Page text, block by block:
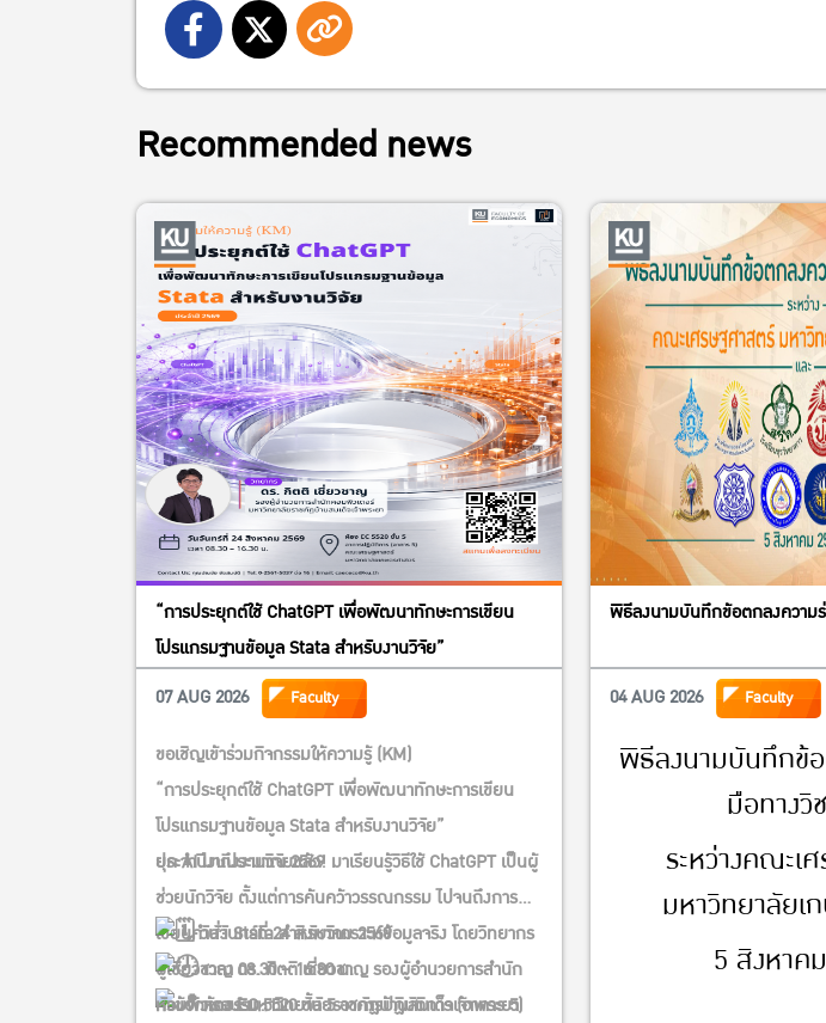
Recommended news
“การประยุกต์ใช้ ChatGPT เพื่อพัฒนาทักษะการเขียน
โปรแกรมฐานข้อมูล Stata สำหรับงานวิจัย”
07 AUG 2026
Faculty
ขอเชิญเข้าร่วมกิจกรรมให้ความรู้ (KM)
“การประยุกต์ใช้ ChatGPT เพื่อพัฒนาทักษะการเขียน
โปรแกรมฐานข้อมูล Stata สำหรับงานวิจัย”
ประจำปีงบประมาณ 2569
ยุค AI มาถึงงานวิจัยแล้ว! มาเรียนรู้วิธีใช้ ChatGPT เป็นผู้
ช่วยนักวิจัย ตั้งแต่การค้นคว้าวรรณกรรม ไปจนถึงการ
เขียนคำสั่ง Stata สำหรับวิเคราะห์ข้อมูลจริง โดยวิทยากร
ผู้เชี่ยวชาญ ดร. กิตติ เชี่ยวชาญ รองผู้อำนวยการสำนัก
คอมพิวเตอร์ มหาวิทยาลัยราชภัฏบ้านสมเด็จเจ้าพระยา
วันจันทร์ที่ 24 สิงหาคม 2569
เวลา 08.30 – 16.30 น.
ห้อง EC 5520 ชั้น 5 อาคารปฏิบัติการ (อาคาร 5)
หัวข้อการอบรม:
พิธีลงนามบันทึกข้อตกลงความ
04 AUG 2026 Faculty
พิธีลงนามบันทึกข้
มือทางวิ
ระหว่างคณะเ
มหาวิทยาลัยเ
5 สิงหาค